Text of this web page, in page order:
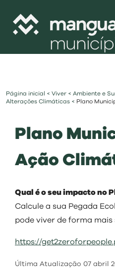
município
viver
investir
balcão digital
visit
Página inicial < Viver < Ambiente e
Alterações Climáticas < Plano
Plano
Ação
Qual é o seu impacto no
Calcule a sua Pegada
pode viver de forma mais
https://
Última Atualização 07 abril